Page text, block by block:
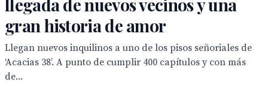
llegada de nuevos vecinos y una
gran historia de amor
Llegan nuevos inquilinos a uno de los pisos señoriales de
‘Acacias 38’. A punto de cumplir 400 capítulos y con más
de...